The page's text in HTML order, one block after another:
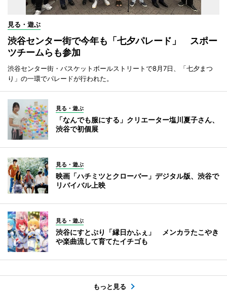
見る・遊ぶ
渋谷センター街で今年も「七夕パレード」 スポー
ツチームらも参加
渋谷センター街・バスケットボールストリートで8月7日、「七夕まつ
り」の一環でパレードが行われた。
見る・遊ぶ
「なんでも服にする」クリエーター塩川夏子さん、
渋谷で初個展
見る・遊ぶ
映画「ハチミツとクローバー」デジタル版、渋谷で
リバイバル上映
見る・遊ぶ
渋谷にすとぷり「縁日かふぇ」 メンカラたこやき
や楽曲流して育てたイチゴも
もっと見る